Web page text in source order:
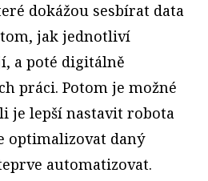
dokážou sesbírat data
tom, jak jednotliví
a poté digitálně
práci. Potom je možné
je lepší nastavit robota
optimalizovat daný
automatizovat.